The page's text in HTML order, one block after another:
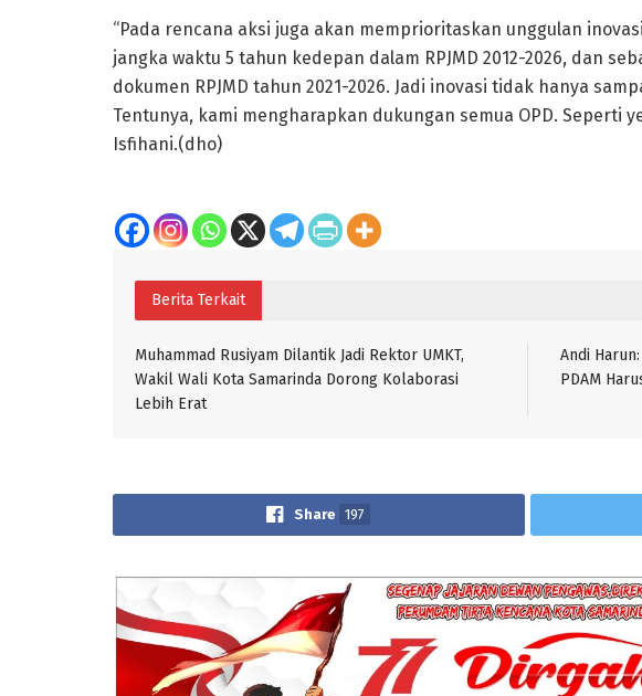
“Pada rencana aksi juga akan memprioritaskan unggulan
jangka waktu 5 tahun kedepan dalam RPJMD 2012-2026, dan
dokumen RPJMD tahun 2021-2026. Jadi inovasi tidak hanya
Tentunya, kami mengharapkan dukungan semua OPD. Seperti
Isfihani.(dho)
Berita Terkait
Muhammad Rusiyam Dilantik Jadi Rektor UMKT,
Wakil Wali Kota Samarinda Dorong Kolaborasi
Lebih Erat
Andi
PDAM
Share 197